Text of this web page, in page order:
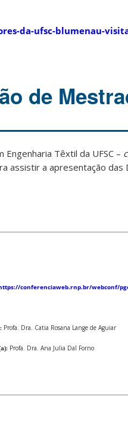
da-ufsc-blumenau-
de
Têxtil da UFSC –
assistir a apresentação
conferenciaweb.rnp.br/webconf/
Profa. Dra. Catia Rosana Lange de Aguiar
Profa. Dra. Ana Julia Dal Forno